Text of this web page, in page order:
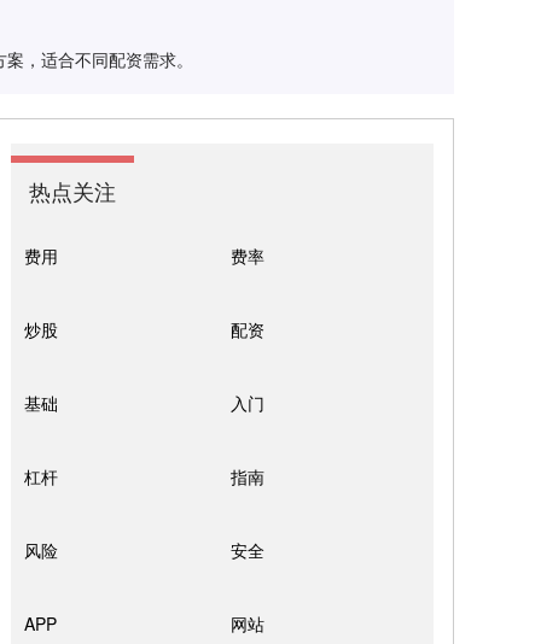
，适合不同配资需求。
热点关注
费用 费率
炒股 配资
基础 入门
杠杆 指南
风险 安全
APP 网站